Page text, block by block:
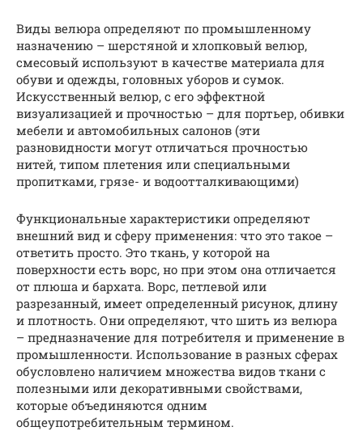
Виды велюра определяют по промышленному
назначению – шерстяной и хлопковый велюр,
смесовый используют в качестве материала для
обуви и одежды, головных уборов и сумок.
Искусственный велюр, с его эффектной
визуализацией и прочностью – для портьер, обивки
мебели и автомобильных салонов (эти
разновидности могут отличаться прочностью
нитей, типом плетения или специальными
пропитками, грязе- и водоотталкивающими)
Функциональные характеристики определяют
внешний вид и сферу применения: что это такое –
ответить просто. Это ткань, у которой на
поверхности есть ворс, но при этом она отличается
от плюша и бархата. Ворс, петлевой или
разрезанный, имеет определенный рисунок, длину
и плотность. Они определяют, что шить из велюра
– предназначение для потребителя и применение в
промышленности. Использование в разных сферах
обусловлено наличием множества видов ткани с
полезными или декоративными свойствами,
которые объединяются одним
общеупотребительным термином.